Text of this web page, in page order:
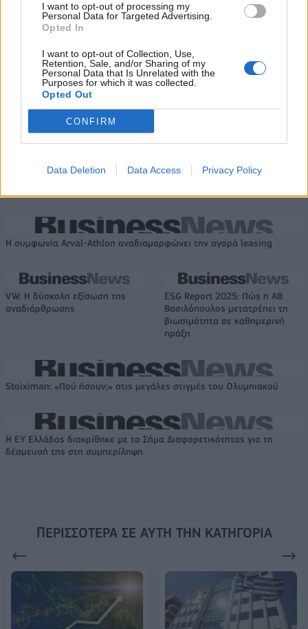
I want to opt-out of processing my
Personal Data for Targeted Advertising.
Opted In
I want to opt-out of Collection, Use,
Retention, Sale, and/or Sharing of my
Personal Data that Is Unrelated with the
Purposes for which it was collected.
Opted Out
CONFIRM
Data Deletion Data Access Privacy Policy
Στη Μέλμπουρν Γιουνάιτεντ ο
Κόουλ Άντονι!
«Διαπραγματεύεται με τη
Όμιλος ΑΒΑΞ: Αναλαμβάνει την κατασκευή σταθμού
ηλεκτροπαραγωγής 800 MW στη Λάρισα
GO Delivery: Άλμα 74,7% στον
τζίρο, κέρδη 5,9 εκατ. ευρώ και
Έναρξη αιτήσεων για το
Πρόγραμμα «Τουρισμός για
Η συμφωνία Arval-Athlon αναδιαμορφώνει την αγορά leasing
VW: Η δύσκολη εξίσωση της
αναδιάρθρωσης
ESG Report 2025: Πώς η ΑΒ
Βασιλόπουλος μετατρέπει τη
βιωσιμότητα σε καθημερινή
πράξη
Stoiximan: «Πού ήσουν;» στις μεγάλες στιγμές του Ολυμπιακού
Η EY Ελλάδος διακρίθηκε με το Σήμα Διαφορετικότητας για τη
δέσμευσή της στη συμπερίληψη
ΠΕΡΙΣΣΌΤΕΡΑ ΣΕ ΑΥΤΉ ΤΗΝ ΚΑΤΗΓΟΡΊΑ